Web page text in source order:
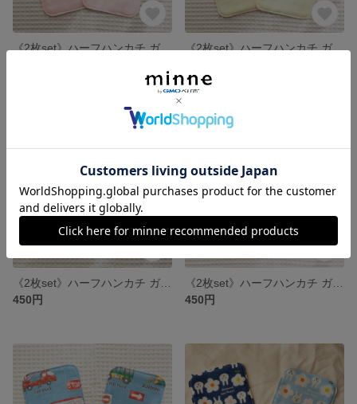
《2枚set》ハーフハンカチ ガーゼ × ワッフル *パンとミルク ストロベリーピンク*
《2枚set》ハーフハンカチ ガーゼ × ワッフル *パンとミルク バナナイエロー*
450円
450円